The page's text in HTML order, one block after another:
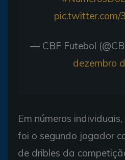
pic.twitter.com/
— CBF Futebol
dezembro
Em números
foi o segundo jogador
de dribles da